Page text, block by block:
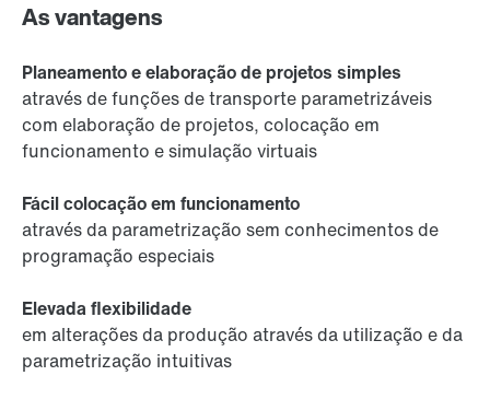
As vantagens
Planeamento e elaboração de projetos simples
através de funções de transporte parametrizáveis
com elaboração de projetos, colocação em
funcionamento e simulação virtuais
Fácil colocação em funcionamento
através da parametrização sem conhecimentos de
programação especiais
Elevada flexibilidade
em alterações da produção através da utilização e da
parametrização intuitivas